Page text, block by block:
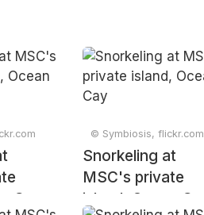
Cay
© Symbiosis, flickr.com
Snorkeling at
MSC's private
island, Ocean Cay